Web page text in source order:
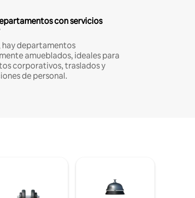
con servicios
hay departamentos
amueblados, ideales para
corporativos, traslados y
de personal.